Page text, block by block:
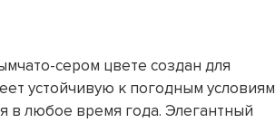
сером цвете создан для
устойчивую к погодным условиям
в любое время года. Элегантный